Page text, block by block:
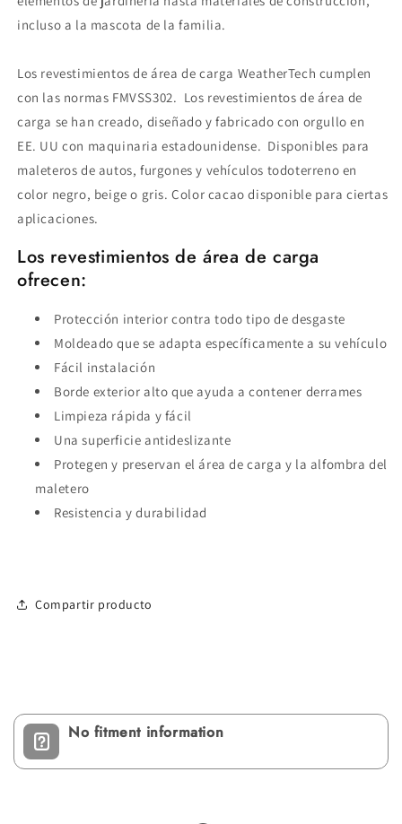
incluso a la mascota de la familia.
Los revestimientos de área de carga WeatherTech cumplen
con las normas FMVSS302. Los revestimientos de área de
carga se han creado, diseñado y fabricado con orgullo en
EE. UU con maquinaria estadounidense. Disponibles para
maleteros de autos, furgones y vehículos todoterreno en
color negro, beige o gris. Color cacao disponible para ciertas
aplicaciones.
Los revestimientos de área de carga
ofrecen:
Protección interior contra todo tipo de desgaste
Moldeado que se adapta específicamente a su vehículo
Fácil instalación
Borde exterior alto que ayuda a contener derrames
Limpieza rápida y fácil
Una superficie antideslizante
Protegen y preservan el área de carga y la alfombra del
maletero
Resistencia y durabilidad
Compartir producto
No fitment information